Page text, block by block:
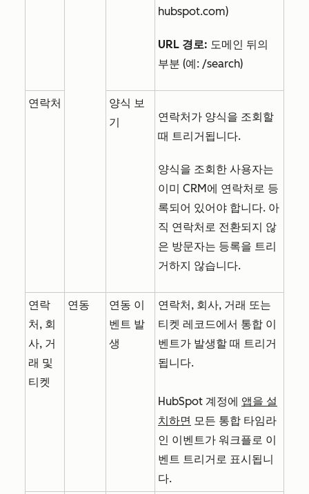
hubspot.com)
URL 경로: 도메인 뒤의
부분 (예: /search)
연락처
양식 보
기
연락처가 양식을 조회할
때 트리거됩니다.
양식을 조회한 사용자는
이미 CRM에 연락처로 등
록되어 있어야 합니다. 아
직 연락처로 전환되지 않
은 방문자는 등록을 트리
거하지 않습니다.
연락
처, 회
사, 거
래 및
티켓
연동
연동 이
벤트 발
생
연락처, 회사, 거래 또는
티켓 레코드에서 통합 이
벤트가 발생할 때 트리거
됩니다.
HubSpot 계정에 앱을 설
치하면 모든 통합 타임라
인 이벤트가 워크플로 이
벤트 트리거로 표시됩니
다.